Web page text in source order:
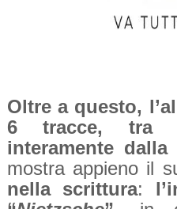
Oltre a questo,
6 tracce, tra
interamente
mostra appieno il
nella scrittura: